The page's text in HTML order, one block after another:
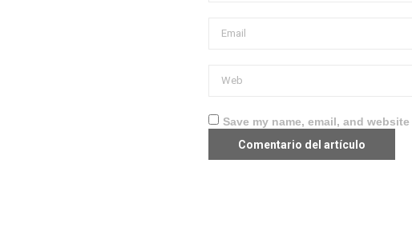
Save my name, email, and